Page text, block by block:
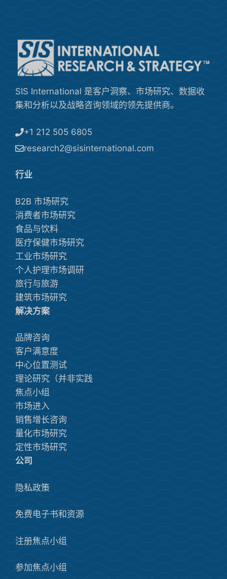
SIS International 是客户洞察、市场研究、数据收
集和分析以及战略咨询领域的领先提供商。
+1 212 505 6805
research2@sisinternational.com
行业
B2B 市场研究
消费者市场研究
食品与饮料
医疗保健市场研究
工业市场研究
个人护理市场调研
旅行与旅游
建筑市场研究
解决方案
品牌咨询
客户满意度
中心位置测试
理论研究（并非实践
焦点小组
市场进入
销售增长咨询
量化市场研究
定性市场研究
公司
隐私政策
免费电子书和资源
注册焦点小组
参加焦点小组